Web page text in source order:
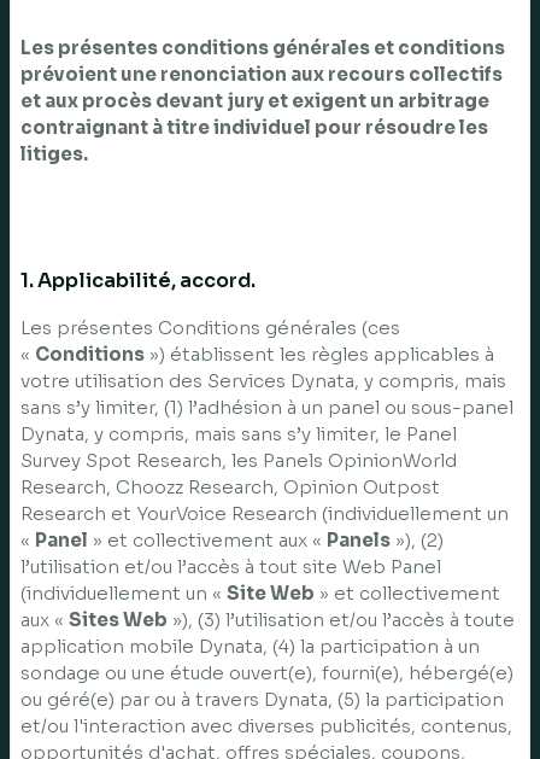
Les présentes conditions générales et conditions
prévoient une renonciation aux recours collectifs
et aux procès devant jury et exigent un arbitrage
contraignant à titre individuel pour résoudre les
litiges.
1. Applicabilité, accord.
Les présentes Conditions générales (ces
« Conditions ») établissent les règles applicables à
votre utilisation des Services Dynata, y compris, mais
sans s’y limiter, (1) l’adhésion à un panel ou sous-panel
Dynata, y compris, mais sans s’y limiter, le Panel
Survey Spot Research, les Panels OpinionWorld
Research, Choozz Research, Opinion Outpost
Research et YourVoice Research (individuellement un
« Panel » et collectivement aux « Panels »), (2)
l’utilisation et/ou l’accès à tout site Web Panel
(individuellement un « Site Web » et collectivement
aux « Sites Web »), (3) l’utilisation et/ou l’accès à toute
application mobile Dynata, (4) la participation à un
sondage ou une étude ouvert(e), fourni(e), hébergé(e)
ou géré(e) par ou à travers Dynata, (5) la participation
et/ou l'interaction avec diverses publicités, contenus,
opportunités d'achat, offres spéciales, coupons,